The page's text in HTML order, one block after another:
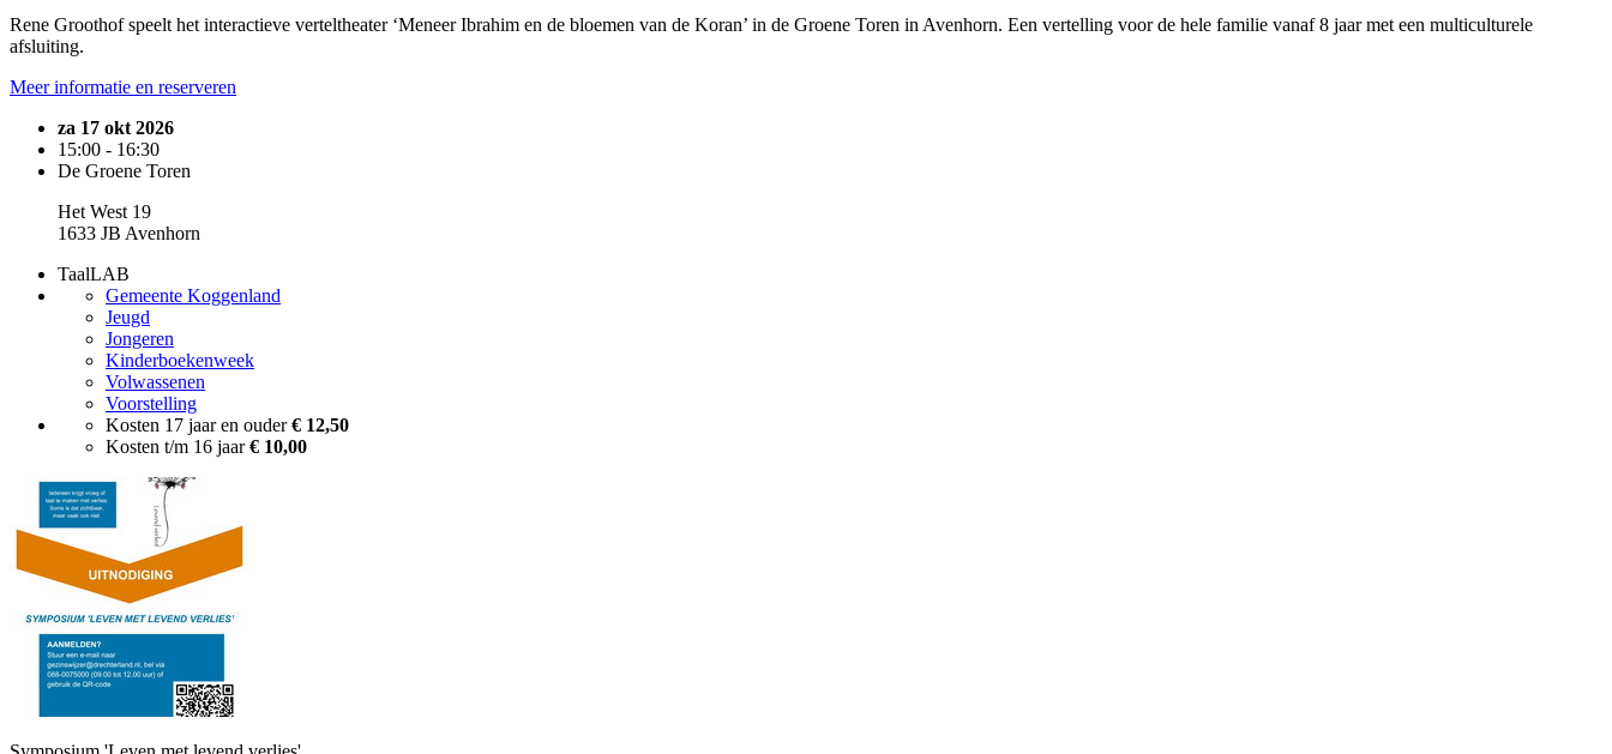
Rene Groothof speelt het interactieve verteltheater ‘Meneer Ibrahim en de bloemen van de Koran’ in de Groene Toren in Avenhorn. Een vertelling voor de hele familie vanaf 8 jaar met een multiculturele
afsluiting.
Meer informatie en reserveren
za 17 okt 2026
15:00 - 16:30
De Groene Toren
Het West 19
1633 JB Avenhorn
TaalLAB
Gemeente Koggenland
Jeugd
Jongeren
Kinderboekenweek
Volwassenen
Voorstelling
Kosten 17 jaar en ouder€ 12,50
Kosten t/m 16 jaar€ 10,00